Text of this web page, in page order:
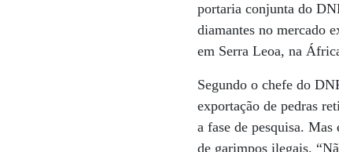
portaria conjunta do
diamantes no mercado
em Serra Leoa, na
Segundo o chefe do
exportação de pedras
a fase de pesquisa.
de garimpos ilegais.